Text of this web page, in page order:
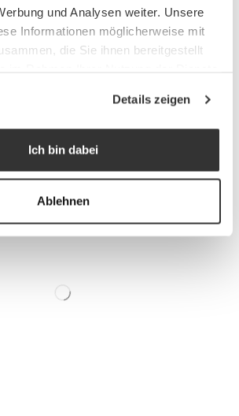
und Analysen weiter. Unsere
Informationen möglicherweise mit
die Sie ihnen bereitgestellt
Details zeigen
Ich bin dabei
Ablehnen